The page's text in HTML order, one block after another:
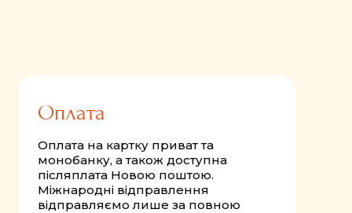
Оплата
Оплата на картку приват та
монобанку, а також доступна
післяплата Новою поштою.
Міжнародні відправлення
відправляємо лише за повною